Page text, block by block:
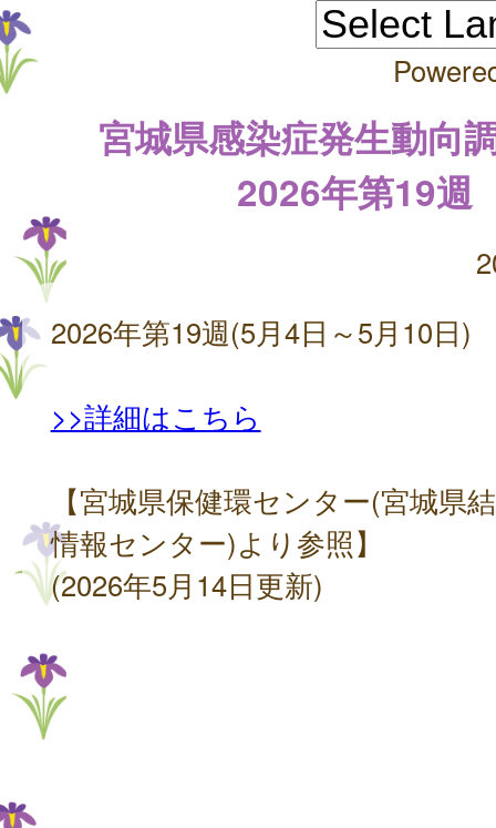
宮城県感染症発生動向
2026年第19週
2026年第19週(5月4日～5月10日)
>>詳細はこちら
【宮城県保健環センター(宮城県
情報センター)より参照】
(2026年5月14日更新)